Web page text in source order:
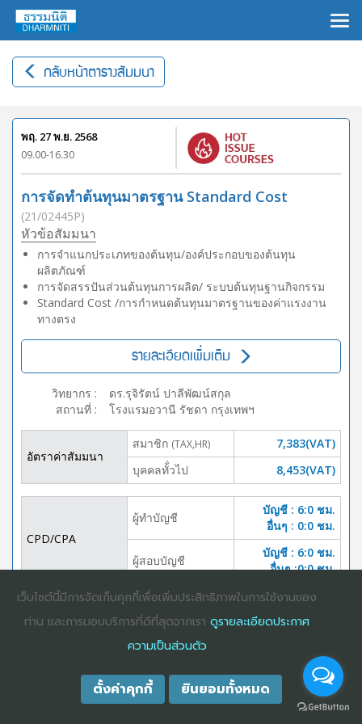
กลับหน้าตารางสัมมนา
พฤ. 27 พ.ย. 2568
09.00-16.30
การจัดทำต้นทุนมาตรฐาน Standard Cost
(21/02445P)
หัวข้อสัมมนา
การจำแนกประเภทของต้นทุน/องค์ประกอบของต้นทุน
ผลิตภัณฑ์
การจัดสรรปันส่วนต้นทุนการผลิต/ ระบบต้นทุนฐานกิจกรรม
Standard Cost /การกำหนดต้นทุนมาตรฐานของค่าแรงงาน
ทางตรง
รายละเอียดเพิ่มเติม
วิทยากร :
ดร.รุจิรัตน์ ปาลีพัฒน์สกุล
สถานที่ : โรงแรมอวานี รัชดา กรุงเทพฯ
อัตราค่าสัมมนา
สมาชิก (TAX,HR)
7,383(VAT)
บุคคลทั้่วไป
8,453(VAT)
CPD/CPA
ผู้ทำบัญชี
บัญชี : 6:0 ชม.
อื่นๆ : 0:0 ชม.
ผู้สอบบัญชี
บัญชี : 6:0 ชม.
อื่นๆ :0:0 ชม.
DOWNLOAD
BROCHURE
COPYRIGHT ©2025DHARMNITI SEMINAR AND TRAINING CO., LTD
ALL
RIGHTS RESERVED. E-COMMERCIAL REGISTRATION 0105529026680
เว็บไซต์นี้มีการจัดเก็บคุกกี้เพื่อเพิ่มประสิทธิภาพในการใช้งานของ
ท่าน และการมอบบริการที่ดีที่สุดจากเรา ดูรายละเอียดประกาศ
ความเป็นส่วนตัว
ตั้งค่าคุกกี้ ยินยอมทั้งหมด
×